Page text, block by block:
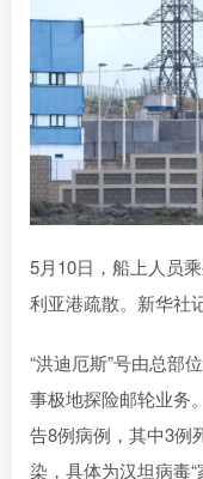
5月10日，船上人员
利亚港疏散。新华社
“洪迪厄斯”号由总部
事极地探险邮轮业务
告8例病例，其中3例
染，具体为汉坦病毒“